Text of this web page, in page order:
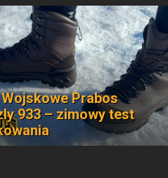
Prabos
933 – zimowy test